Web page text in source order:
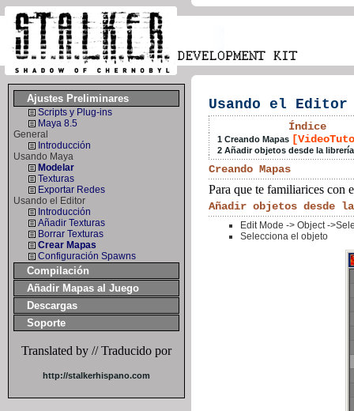
Ajustes Preliminares
Scripts y Plug-ins
Maya 8.5
General
Introducción
Usando Maya
Modelar
Texturas
Exportar Redes
Usando el Editor
Introducción
Añadir Texturas
Borrar Texturas
Crear Mapas
Configuración Spawns
Compilación
Añadir Mapas al Juego
Descargas
Soporte
Translated by // Traducido por
http://stalkerhispano.com
Usando el
Índice
1 Creando Mapas
2 Añadir objetos desde la
Creando Mapas
Para que te familiarices con
Añadir objetos desde
Edit Mode -> Object -
Selecciona el objeto